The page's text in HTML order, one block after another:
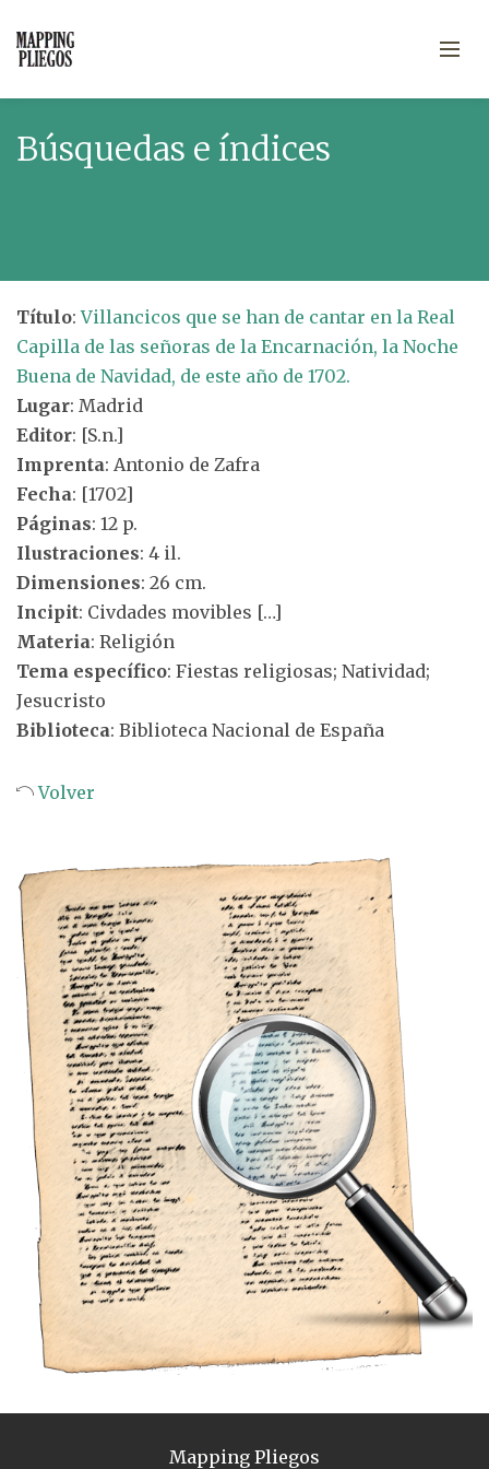
Búsquedas e índices
Título:Villancicos que se han de cantar en la Real
Capilla de las señoras de la Encarnación, la Noche
Buena de Navidad, de este año de 1702.
Lugar: Madrid
Editor: [S.n.]
Imprenta: Antonio de Zafra
Fecha: [1702]
Páginas: 12 p.
Ilustraciones: 4 il.
Dimensiones: 26 cm.
Incipit: Civdades movibles […]
Materia: Religión
Tema específico: Fiestas religiosas; Natividad;
Jesucristo
Biblioteca: Biblioteca Nacional de España
Volver
Mapping Pliegos